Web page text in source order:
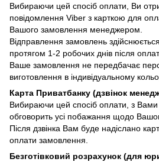
Вибираючи цей спосіб оплати, Ви
повідомлення Viber з карткою для
Вашого замовлення менеджером.
Відправлення замовлень
протягом 1-2 робочих днів після
Ваше замовлення не передбачає
виготовлення в індивідуальному
Карта Приватбанку (дзвінок
Вибираючи цей спосіб оплати, з
обговорить усі побажання щодо
Після дзвінка Вам буде надіслано
оплати замовлення.
Безготівковий розрахунок (для